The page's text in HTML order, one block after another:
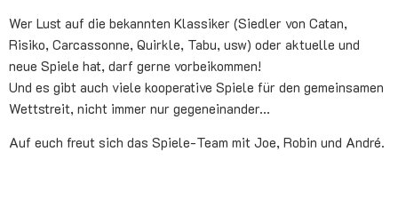
Wer Lust auf die bekannten Klassiker (Siedler von Catan,
Risiko, Carcassonne, Quirkle, Tabu, usw) oder aktuelle und
neue Spiele hat, darf gerne vorbeikommen!
Und es gibt auch viele kooperative Spiele für den gemeinsamen
Wettstreit, nicht immer nur gegeneinander...
Auf euch freut sich das Spiele-Team mit Joe, Robin und André.